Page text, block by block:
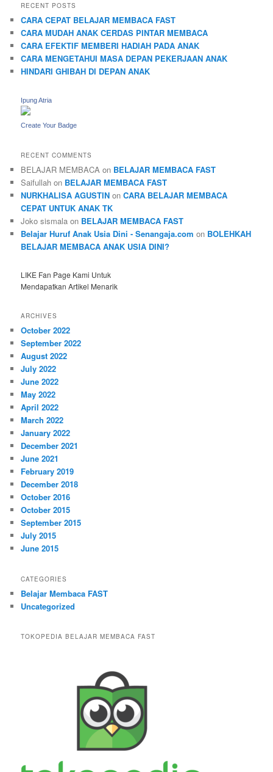
RECENT POSTS
CARA CEPAT BELAJAR MEMBACA FAST
CARA MUDAH ANAK CERDAS PINTAR MEMBACA
CARA EFEKTIF MEMBERI HADIAH PADA ANAK
CARA MENGETAHUI MASA DEPAN PEKERJAAN ANAK
HINDARI GHIBAH DI DEPAN ANAK
Ipung Atria
Create Your Badge
RECENT COMMENTS
BELAJAR MEMBACA on BELAJAR MEMBACA FAST
Saifullah on BELAJAR MEMBACA FAST
NURKHALISA AGUSTIN onCARA BELAJAR MEMBACA
CEPAT UNTUK ANAK TK
Joko sismala on BELAJAR MEMBACA FAST
Belajar Huruf Anak Usia Dini - Senangaja.com on BOLEHKAH
BELAJAR MEMBACA ANAK USIA DINI?
LIKE Fan Page Kami Untuk
Mendapatkan Artikel Menarik
ARCHIVES
October 2022
September 2022
August 2022
July 2022
June 2022
May 2022
April 2022
March 2022
January 2022
December 2021
June 2021
February 2019
December 2018
October 2016
October 2015
September 2015
July 2015
June 2015
CATEGORIES
Belajar Membaca FAST
Uncategorized
TOKOPEDIA BELAJAR MEMBACA FAST